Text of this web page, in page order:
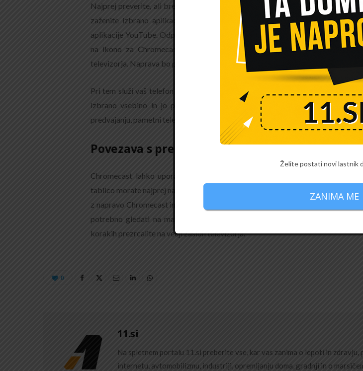
Najprej preverite, ali brezžična povezava zagotovo deluje. Adapter vtaknite v
zaženite izbrano aplikacijo na telefonu. Vzemimo za primer predvajanje
aplikacije YouTube. Odprli in zagnali ste aplikacijo YouTube na vašem
na ikono za Chromecast in dajte napravi ukaz, naj vsebino predvaja na
televizorja. Naprava bo povezala aplikacijo Youtube na mobilni napravi s
Pri tem služi vaš telefon zgolj kot daljinski upravljalnik. S pametnim telefonom
izbrano vsebino in jo po želji predvajate ali ugasnete. Chromecast je zgolj
predvajanju, pametni telefon pa je daljinski upravljalnik.
Povezava s prenosnim računalnikom ali tablico
Chromecast lahko uporabljate tudi na tablici ali prenosnem računalniku. Na
tablico morate najprej namestiti brskalnik Chrome. Prek Chromove skrite
z napravo Chromecast in zrcalite računalniški zaslon na televizijskega. Filmov
potrebno gledati na manjšem monitorju vašega računalnika, saj vsebino
korakih prezrcalite na večji zaslon televizorja.
0
11.si
Na spletnem portalu 11.si preberite vse, kar vas zanima o lepoti in zdravju,
internetu, avtomobilizmu, industriji, opremljanju doma, gradnji in o
Želite postati novi lastnik
ZANIMA ME